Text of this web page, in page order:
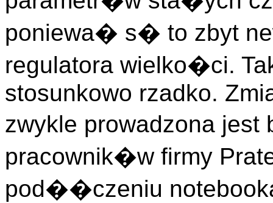
poniewa� s� to zbyt
regulatora wielko�ci.
stosunkowo rzadko.
zwykle prowadzona
pracownik�w firmy
pod��czeniu